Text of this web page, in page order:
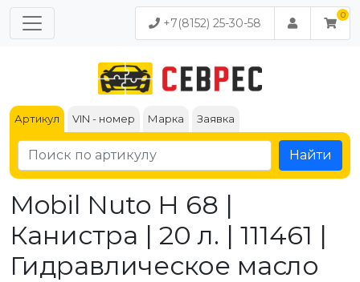
+7(8152) 25-30-58
Артикул VIN - номер Марка Заявка
Найти
Mobil Nuto H 68 |
Канистра | 20 л. | 111461 |
Гидравлическое масло